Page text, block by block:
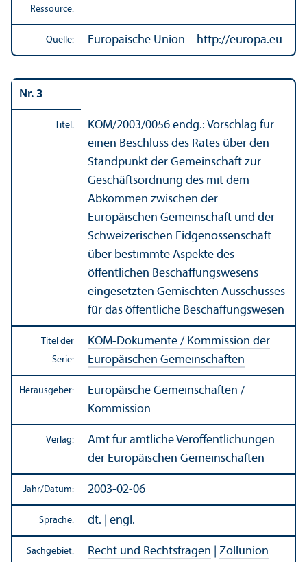
Ressource:
Quelle: Europäische Union – http://europa.eu
Nr. 3
Titel: KOM/2003/0056 endg.: Vorschlag für
einen Beschluss des Rates über den
Standpunkt der Gemeinschaft zur
Geschäfts­ordnung des mit dem
Abkommen zwischen der
Europäischen Gemeinschaft und der
Schweizerischen Eidgenossenschaft
über bestimmte Aspekte des
öffentlichen Beschaffungs­wesens
eingesetzten Gemischten Ausschusses
für das öffentliche Beschaffungs­wesen
Titel der
Serie:
KOM-Dokumente / Kommission der
Europäischen Gemeinschaften
Herausgeber:
Europäische Gemeinschaften /
Kommission
Verlag:
Amt für amtliche Veröffentlichungen
der Europäischen Gemeinschaften
Jahr/Datum: 2003-02-06
Sprache: dt. | engl.
Sachgebiet: Recht und Rechts­fragen Zollunion